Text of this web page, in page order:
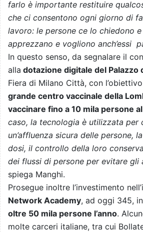
farlo è importante restituire
che ci consentono ogni giorno di
lavoro: le persone ce lo chiedono
apprezzano e vogliono anch’essi
In questo senso, da segnalare il
alla dotazione digitale del Palazzo
Fiera di Milano Città, con
grande centro vaccinale della
vaccinare fino a 10 mila persone
caso, la tecnologia è utilizzata per
un’affluenza sicura delle persone,
dosi, il controllo della loro
dei flussi di persone per evitare gli
spiega Manghi.
Prosegue inoltre l’investimento
Network Academy, ad oggi 345,
oltre 50 mila persone l’anno.
molte carceri italiane, tra cui